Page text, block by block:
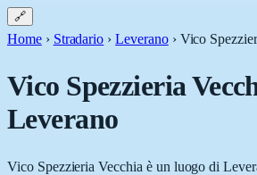
🔗
Home › Stradario › Leverano › Vico
Vico Spezzieria
Leverano
Vico Spezzieria Vecchia è un luogo di